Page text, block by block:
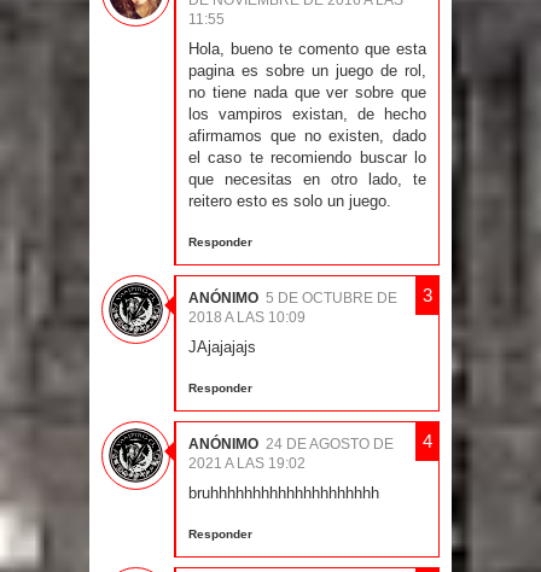
11:55
Hola, bueno te comento que esta
pagina es sobre un juego de rol,
no tiene nada que ver sobre que
los vampiros existan, de hecho
afirmamos que no existen, dado
el caso te recomiendo buscar lo
que necesitas en otro lado, te
reitero esto es solo un juego.
Responder
ANÓNIMO 5 DE OCTUBRE DE
2018 A LAS 10:09
JAjajajajs
Responder
ANÓNIMO 24 DE AGOSTO DE
2021 A LAS 19:02
bruhhhhhhhhhhhhhhhhhhhh
Responder